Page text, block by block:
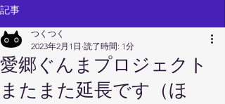
記事
愛郷ぐんまプロジェクト
またまた延長です（ほ
つくつく
2023年2月1日 読了時間: 1分